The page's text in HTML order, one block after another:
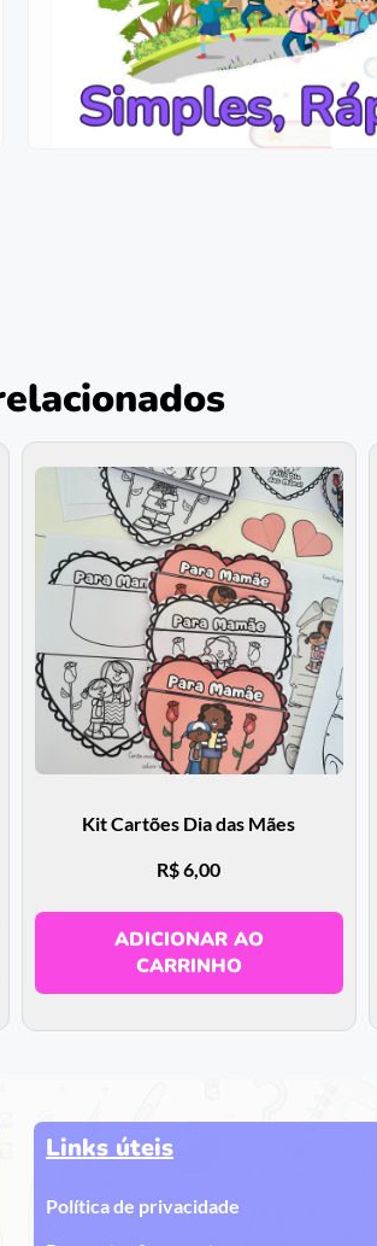
Kit Cartões Dia das Mães
R$6,00
ADICIONAR AO
CARRINHO
Links úteis
Política de privacidade